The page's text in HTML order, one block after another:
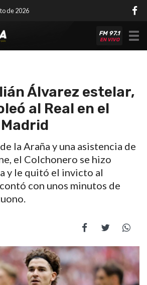
de 2026
FM 97.1
EN VIVO
Álvarez estelar,
al Real en el
la Araña y una asistencia de
el Colchonero se hizo
y le quitó el invicto al
con unos minutos de